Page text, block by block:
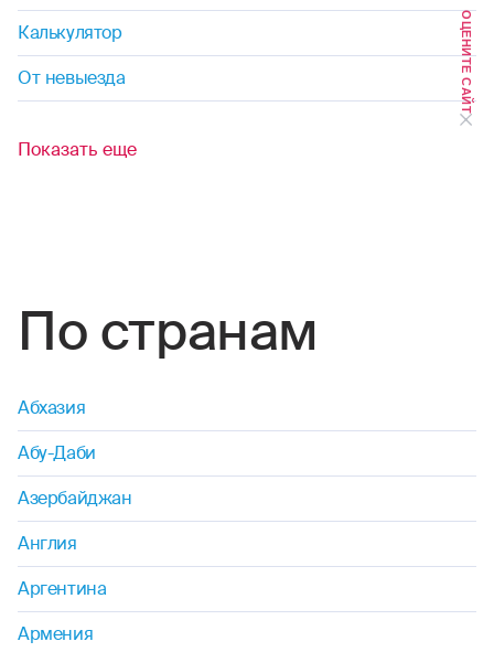
кайтинг
мотогонки
поездки (на мопедах, мотоциклах.
мотороллерах, квадроциклах, снегоходах,
скутерах, мотобайках)
прыжки с парашютом
паркур
пейнтбол
Калькулятор
От невыезда
Показать еще
По странам
Абхазия
Абу-Даби
Азербайджан
Англия
Аргентина
Армения
ОЦЕНИТЕ САЙТ